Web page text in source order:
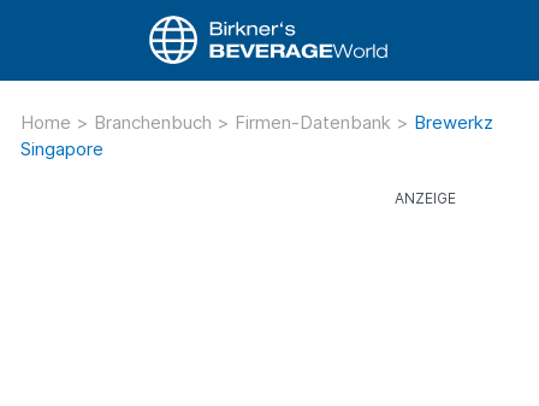
Home > Branchenbuch > Firmen-Datenbank > Brewerkz
Singapore